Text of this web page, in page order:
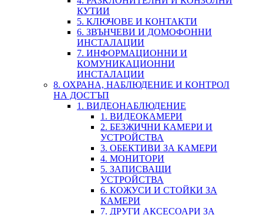
КУТИИ
5. КЛЮЧОВЕ И КОНТАКТИ
6. ЗВЪНЧЕВИ И ДОМОФОННИ
ИНСТАЛАЦИИ
7. ИНФОРМАЦИОННИ И
КОМУНИКАЦИОННИ
ИНСТАЛАЦИИ
8. ОХРАНА, НАБЛЮДЕНИЕ И КОНТРОЛ
НА ДОСТЪП
1. ВИДЕОНАБЛЮДЕНИЕ
1. ВИДЕОКАМЕРИ
2. БЕЗЖИЧНИ КАМЕРИ И
УСТРОЙСТВА
3. ОБЕКТИВИ ЗА КАМЕРИ
4. МОНИТОРИ
5. ЗАПИСВАЩИ
УСТРОЙСТВА
6. КОЖУСИ И СТОЙКИ ЗА
КАМЕРИ
7. ДРУГИ АКСЕСОАРИ ЗА